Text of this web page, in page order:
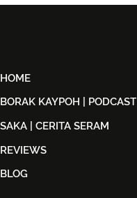
HOME
BORAK KAYPOH | PODCAST
SAKA | CERITA SERAM
REVIEWS
BLOG